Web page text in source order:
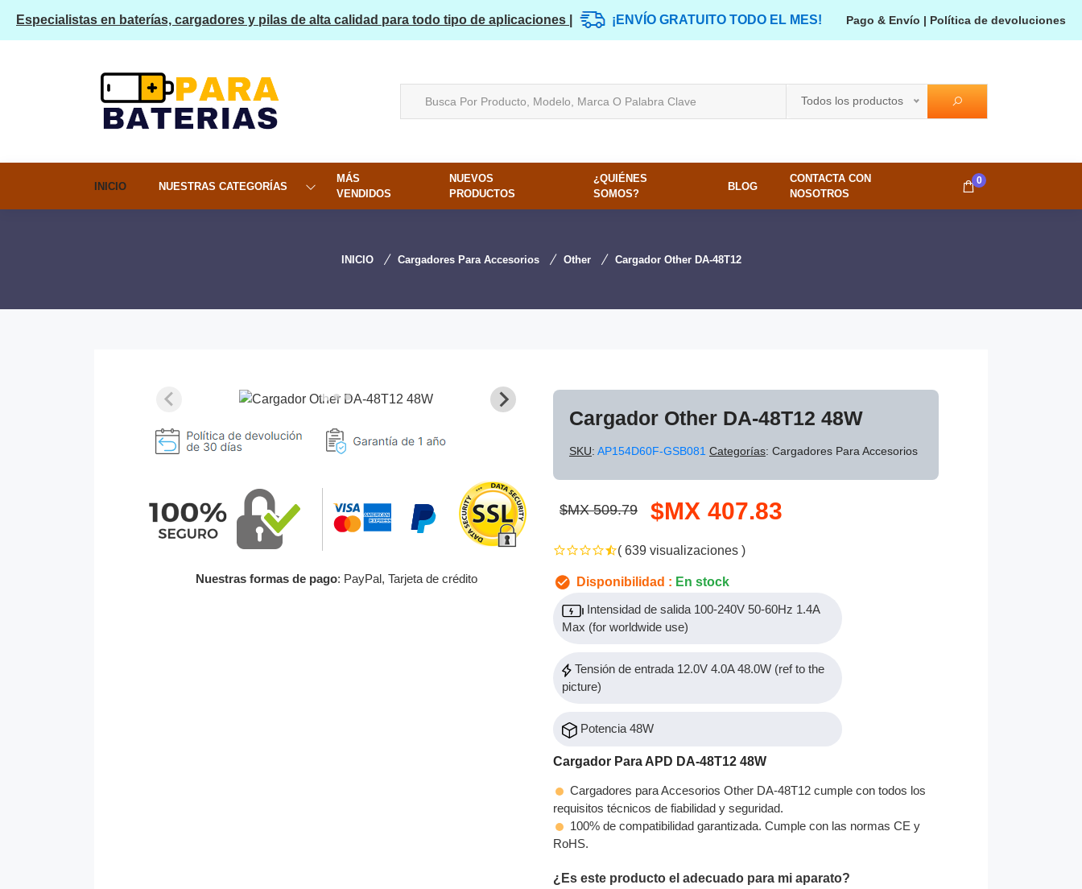
Especialistas en baterías, cargadores y pilas de alta calidad para todo tipo de aplicaciones | ¡ENVÍO GRATUITO TODO EL MES! Pago & Envío | Política de devoluciones
Todos los productos
INICIO NUESTRAS CATEGORÍAS
MÁS
VENDIDOS
NUEVOS
PRODUCTOS
¿QUIÉNES
SOMOS?
BLOG
CONTACTA CON
NOSOTROS
0
INICIO Cargadores Para Accesorios Other Cargador Other DA-48T12
Nuestras formas de pago: PayPal, Tarjeta de crédito
Cargador Other DA-48T12 48W
SKU: AP154D60F-GSB081 Categorías: Cargadores Para Accesorios
$MX 509.79 $MX 407.83
( 639 visualizaciones )
Disponibilidad : En stock
Intensidad de salida 100-240V 50-60Hz 1.4A
Max (for worldwide use)
Tensión de entrada 12.0V 4.0A 48.0W (ref to the
picture)
Potencia 48W
Cargador Para APD DA-48T12 48W
Cargadores para Accesorios Other DA-48T12 cumple con todos los
requisitos técnicos de fiabilidad y seguridad.
100% de compatibilidad garantizada. Cumple con las normas CE y
RoHS.
¿Es este producto el adecuado para mi aparato?